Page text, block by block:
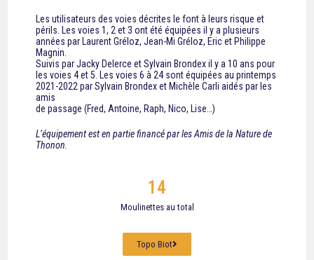
Les utilisateurs des voies décrites le font à leurs risque et
périls. Les voies 1, 2 et 3 ont été équipées il y a plusieurs
années par Laurent Gréloz, Jean-Mi Gréloz, Eric et Philippe
Magnin.
Suivis par Jacky Delerce et Sylvain Brondex il y a 10 ans pour
les voies 4 et 5. Les voies 6 à 24 sont équipées au printemps
2021-2022 par Sylvain Brondex et Michèle Carli aidés par les
amis
de passage (Fred, Antoine, Raph, Nico, Lise…)
L’équipement est en partie financé par les Amis de la Nature de
Thonon.
Moulinettes au total
14
Topo Biot